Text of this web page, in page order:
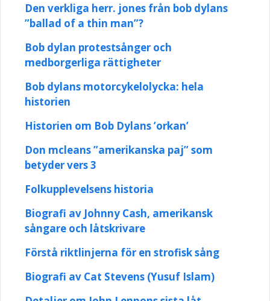
Den verkliga herr. jones från bob dylans
”ballad of a thin man”?
Bob dylan protestsånger och
medborgerliga rättigheter
Bob dylans motorcykelolycka: hela
historien
Historien om Bob Dylans ’orkan’
Don mcleans ”amerikanska paj” som
betyder vers 3
Folkupplevelsens historia
Biografi av Johnny Cash, amerikansk
sångare och låtskrivare
Förstå riktlinjerna för en strofisk sång
Biografi av Cat Stevens (Yusuf Islam)